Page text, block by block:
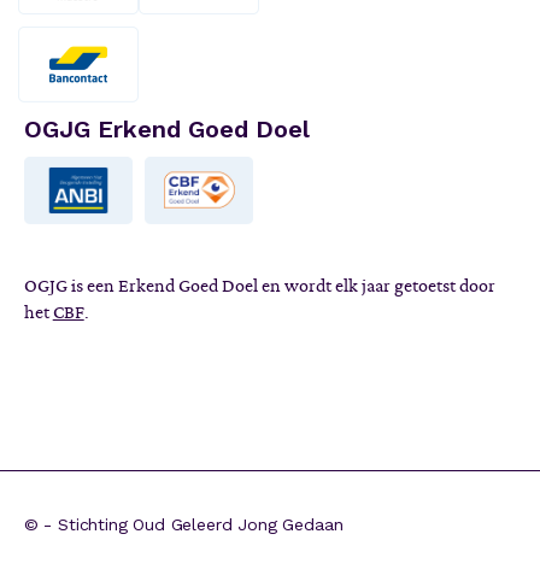
OGJG Erkend Goed Doel
OGJG is een Erkend Goed Doel en wordt elk jaar getoetst door
hetCBF.
© - Stichting Oud Geleerd Jong Gedaan